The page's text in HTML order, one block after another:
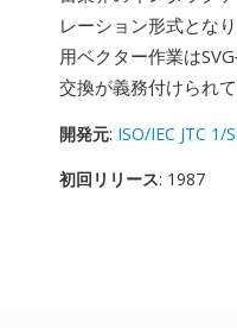
レーション形式とな
用ベクター作業は
交換が義務付けられ
開発元: ISO/IEC JTC 1/
初回リリース: 1987